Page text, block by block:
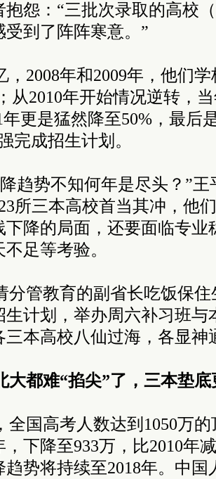
抱怨：“三批次录取的高
受到了阵阵寒意。”
，2008年和2009年，他们
从2010年开始情况逆转，
年更是猛然降至50%，最后
完成招生计划。
趋势不知何年是尽头？”
所三本高校首当其冲，他
下降的局面，还要面临专业
足等考验。
分管教育的副省长吃饭保
生计划，举办周六补习班
三本高校八仙过海，各显神
大都难“掐尖”了，三本垫底
全国高考人数达到1050万
，下降至933万，比2010年
趋势将持续至2018年。中